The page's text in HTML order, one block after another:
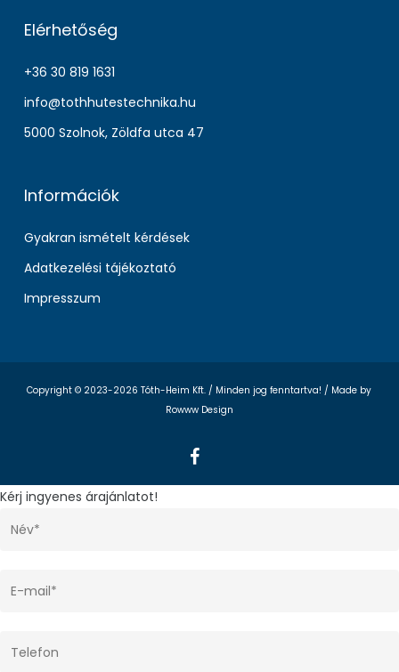
Elérhetőség
+36 30 819 1631
info@tothhutestechnika.hu
5000 Szolnok, Zöldfa utca 47
Információk
Gyakran ismételt kérdések
Adatkezelési tájékoztató
Impresszum
Copyright © 2023-2026 Tóth-Heim Kft. / Minden jog fenntartva! / Made by
Rowww Design
facebook
Kérj ingyenes árajánlatot!